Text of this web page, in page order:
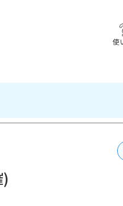
使